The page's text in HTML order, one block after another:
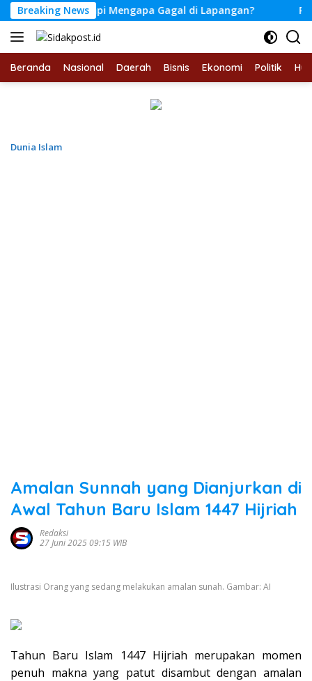
Langsung
ke
konten
Breaking News
Tapi Mengapa Gagal di Lapangan?
Beranda Nasional Daerah Bisnis Ekonomi Politik
Dunia Islam
Amalan Sunnah yang Dianjurkan di
Awal Tahun Baru Islam 1447 Hijriah
Redaksi
27 Juni 2025 09:15 WIB
Ilustrasi Orang yang sedang melakukan amalan sunah. Gambar: AI
Tahun Baru Islam 1447 Hijriah merupakan momen
penuh makna yang patut disambut dengan amalan